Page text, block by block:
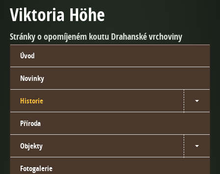
Viktoria Höhe
Stránky o opomíjeném koutu Drahanské vrchoviny
Úvod
Novinky
Historie
Příroda
Objekty
Fotogalerie